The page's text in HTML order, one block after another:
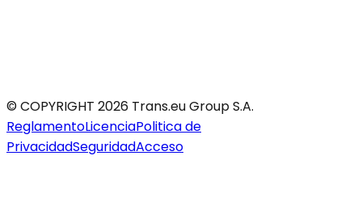
© COPYRIGHT 2026 Trans.eu Group S.A.
ReglamentoLicenciaPolitica de
PrivacidadSeguridadAcceso